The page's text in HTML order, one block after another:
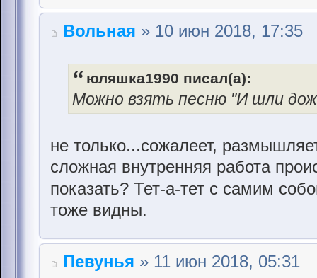
Вольная » 10 июн 2018, 17:35
юляшка1990 писал(а):
Можно взять песню "И шли
не только...сожалеет,
сложная внутренняя работа
показать? Тет-а-тет с самим
тоже видны.
Певунья » 11 июн 2018, 05:31